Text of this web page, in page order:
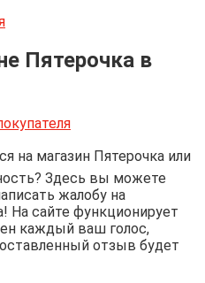
Пятерочка в
на магазин Пятерочка или
Здесь вы можете
жалобу на
На сайте функционирует
каждый ваш голос,
отзыв будет